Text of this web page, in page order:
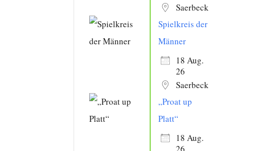
Saerbeck
Spielkreis der
Männer
18 Aug.
26
Saerbeck
„Proat up
Platt“
18 Aug.